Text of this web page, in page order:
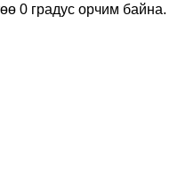
0 градус орчим байна.